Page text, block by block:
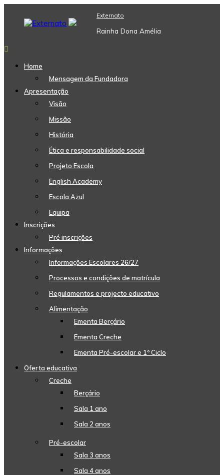
content
Externato
Rainha Dona Amélia
Home
Mensagem da Fundadora
Apresentação
Visão
Missão
História
Ética e responsabilidade social
Projeto Escola
English Academy
Escola Azul
Equipa
Inscrições
Pré inscrições
Informações
Informações Escolares 26/27
Processos e condições de matrícula
Regulamentos e projecto educativo
Alimentação
Ementa Berçário
Ementa Creche
Ementa Pré-escolar e 1º Ciclo
Oferta educativa
Creche
Berçário
Sala 1 ano
Sala 2 anos
Pré-escolar
Sala 3 anos
Sala 4 anos